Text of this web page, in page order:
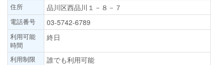
住所 品川区西品川１－８－７
電話番号 03-5742-6789
利用可能
時間
終日
利用制限 誰でも利用可能